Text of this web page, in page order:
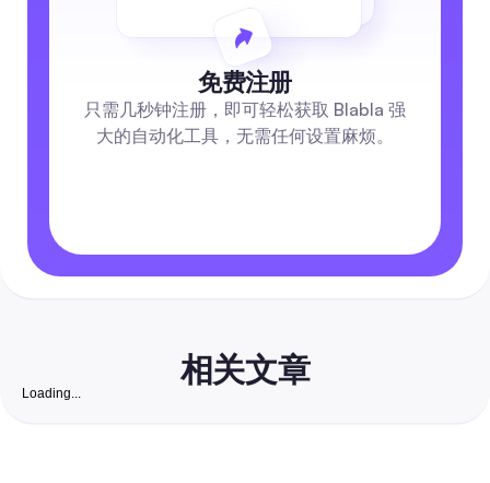
免费注册
只需几秒钟注册，即可轻松获取 Blabla 强
大的自动化工具，无需任何设置麻烦。
相关文章
Loading...